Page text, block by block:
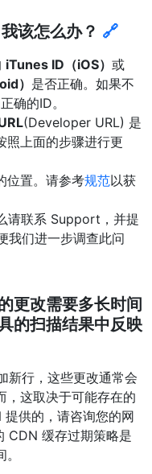
该怎么办？ 🔗
iTunes ID（iOS） 或
） 是否正确。如果不
确的ID。
(Developer URL) 是
照上面的步骤进行更
位置。请参考规范以获
请联系 Support，并提
我们进一步调查此问
更改需要多长时间
的扫描结果中反映
行，这些更改通常会
，这取决于可能存在的
供的，请咨询您的网
CDN 缓存过期策略是